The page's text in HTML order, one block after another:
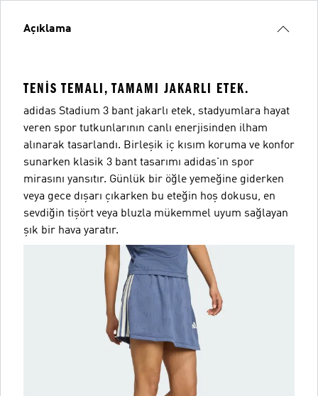
Açıklama
TENIS TEMALI, TAMAMI JAKARLI ETEK.
adidas Stadium 3 bant jakarlı etek, stadyumlara hayat
veren spor tutkunlarının canlı enerjisinden ilham
alınarak tasarlandı. Birleşik iç kısım koruma ve konfor
sunarken klasik 3 bant tasarımı adidas'ın spor
mirasını yansıtır. Günlük bir öğle yemeğine giderken
veya gece dışarı çıkarken bu eteğin hoş dokusu, en
sevdiğin tişört veya bluzla mükemmel uyum sağlayan
şık bir hava yaratır.